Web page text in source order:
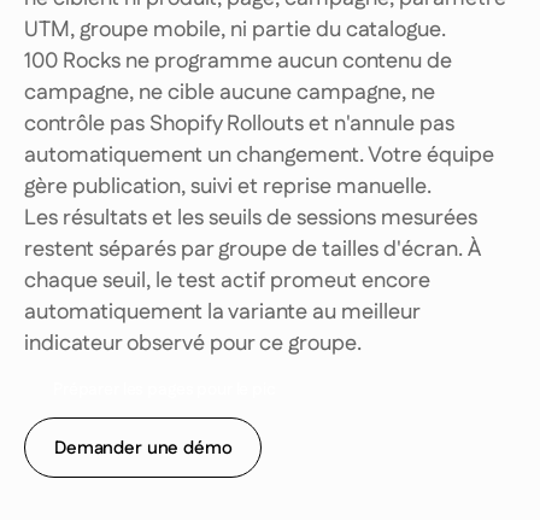
UTM, groupe mobile, ni partie du catalogue.
100 Rocks ne programme aucun contenu de
campagne, ne cible aucune campagne, ne
contrôle pas Shopify Rollouts et n'annule pas
automatiquement un changement. Votre équipe
gère publication, suivi et reprise manuelle.
Les résultats et les seuils de sessions mesurées
restent séparés par groupe de tailles d'écran. À
chaque seuil, le test actif promeut encore
automatiquement la variante au meilleur
indicateur observé pour ce groupe.
Demander une démo